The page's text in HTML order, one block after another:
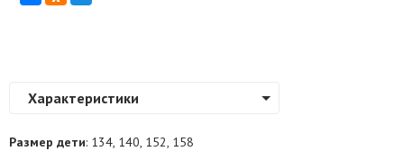
Характеристики
Размер дети: 134, 140, 152, 158